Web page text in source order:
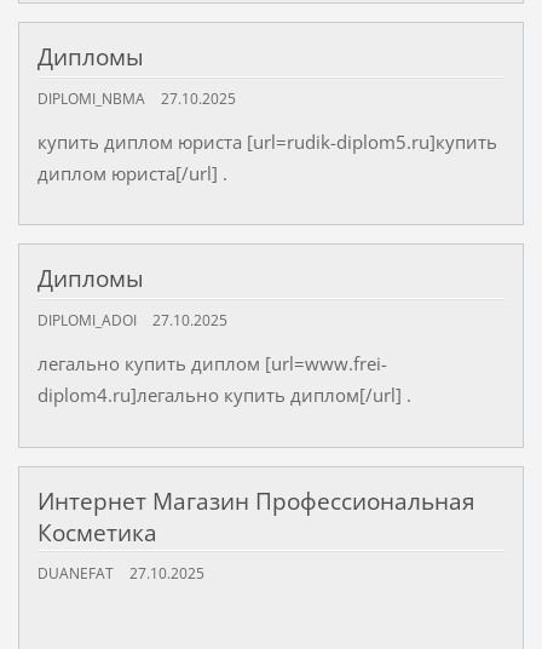
Дипломы
DIPLOMI_NBMA 27.10.2025
купить диплом юриста [url=rudik-diplom5.ru]купить
диплом юриста[/url] .
Дипломы
DIPLOMI_ADOI 27.10.2025
легально купить диплом [url=www.frei-
diplom4.ru]легально купить диплом[/url] .
Интернет Магазин Профессиональная
Косметика
DUANEFAT 27.10.2025